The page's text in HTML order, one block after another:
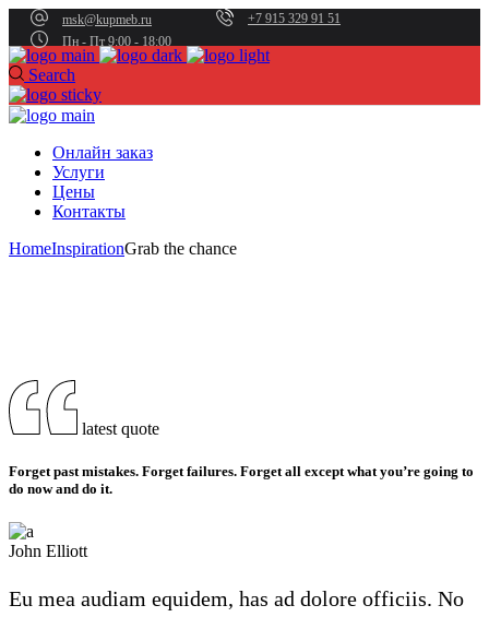
msk@kupmeb.ru
+7 915 329 91 51
Пн - Пт 9:00 - 18:00
Search
Онлайн заказ
Услуги
Цены
Контакты
HomeInspirationGrab the chance
latest quote
Forget past mistakes. Forget failures. Forget all except what you’re going to
do now and do it.
John Elliott
Eu mea audiam equidem, has ad dolore officiis. No